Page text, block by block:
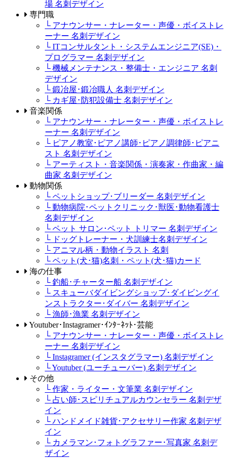
場 名刺デザイン
専門職
└ アナウンサー・ナレーター・声優・ボイストレ
ーナー 名刺デザイン
└ ITコンサルタント・システムエンジニア(SE)・
プログラマー 名刺デザイン
└ 機械メンテナンス・整備士・エンジニア 名刺
デザイン
└ 鍛冶屋･鍛冶職人 名刺デザイン
└ カギ屋･防犯設備士 名刺デザイン
音楽関係
└ アナウンサー・ナレーター・声優・ボイストレ
ーナー 名刺デザイン
└ ピアノ教室･ピアノ講師･ピアノ調律師･ピアニ
スト 名刺デザイン
└ アーティスト・音楽関係・演奏家・作曲家・編
曲家 名刺デザイン
動物関係
└ ペットショップ･ブリーダー 名刺デザイン
└ 動物病院･ペットクリニック･獣医･動物看護士
名刺デザイン
└ ペット サロン･ペット トリマー 名刺デザイン
└ ドッグトレーナー・犬訓練士名刺デザイン
└ アニマル柄・動物イラスト 名刺
└ ペット(犬･猫)名刺・ペット(犬･猫)カード
海の仕事
└ 釣船･チャーター船 名刺デザイン
└ スキューバダイビングショップ･ダイビングイ
ンストラクター･ダイバー 名刺デザイン
└ 漁師･漁業 名刺デザイン
Youtuber･Instagramer･ｲﾝﾀｰﾈｯﾄ･芸能
└ アナウンサー・ナレーター・声優・ボイストレ
ーナー 名刺デザイン
└ Instagramer (インスタグラマー) 名刺デザイン
└ Youtuber (ユーチューバー) 名刺デザイン
その他
└ 作家・ライター・文筆業 名刺デザイン
└ 占い師･スピリチュアルカウンセラー 名刺デザ
イン
└ ハンドメイド雑貨･アクセサリー作家 名刺デザ
イン
└ カメラマン･フォトグラファー･写真家 名刺デ
ザイン